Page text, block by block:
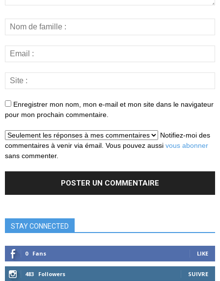
Enregistrer mon nom, mon e-mail et mon site dans le navigateur
pour mon prochain commentaire.
Notifiez-moi des
commentaires à venir via émail. Vous pouvez aussi vous abonner
sans commenter.
STAY CONNECTED
0 Fans LIKE
483 Followers SUIVRE